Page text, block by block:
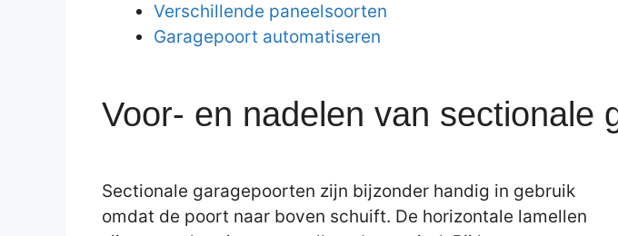
Verschillende paneelsoorten
Garagepoort automatiseren
Voor- en nadelen van sectionale
Sectionale garagepoorten zijn bijzonder handig in gebruik
omdat de poort naar boven schuift. De horizontale lamellen